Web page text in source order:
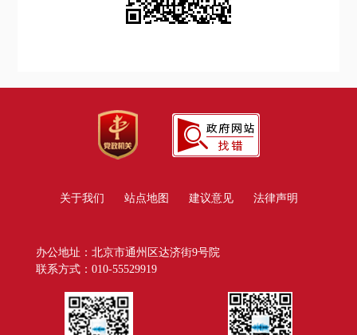
关于我们 站点地图 建议意见 法律声明
办公地址：北京市通州区达济街9号院
联系方式：010-55529919